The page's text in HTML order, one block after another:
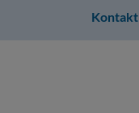
Kontakt